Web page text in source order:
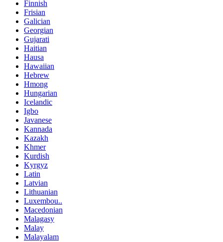
Finnish
Frisian
Galician
Georgian
Gujarati
Haitian
Hausa
Hawaiian
Hebrew
Hmong
Hungarian
Icelandic
Igbo
Javanese
Kannada
Kazakh
Khmer
Kurdish
Kyrgyz
Latin
Latvian
Lithuanian
Luxembou..
Macedonian
Malagasy
Malay
Malayalam